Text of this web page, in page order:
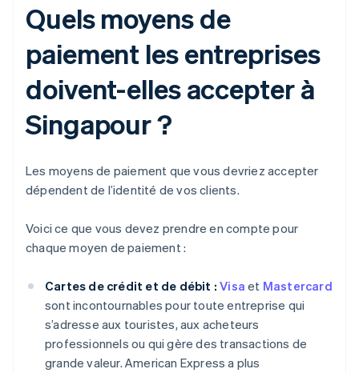
Quels moyens de
paiement les entreprises
doivent-elles accepter à
Singapour ?
Les moyens de paiement que vous devriez accepter
dépendent de l’identité de vos clients.
Voici ce que vous devez prendre en compte pour
chaque moyen de paiement :
Cartes de crédit et de débit : Visa et Mastercard
sont incontournables pour toute entreprise qui
s’adresse aux touristes, aux acheteurs
professionnels ou qui gère des transactions de
grande valeur. American Express a plus